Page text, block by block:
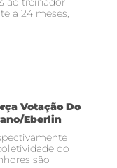
a 24 meses,
Votação Do
Eberlin
do
são